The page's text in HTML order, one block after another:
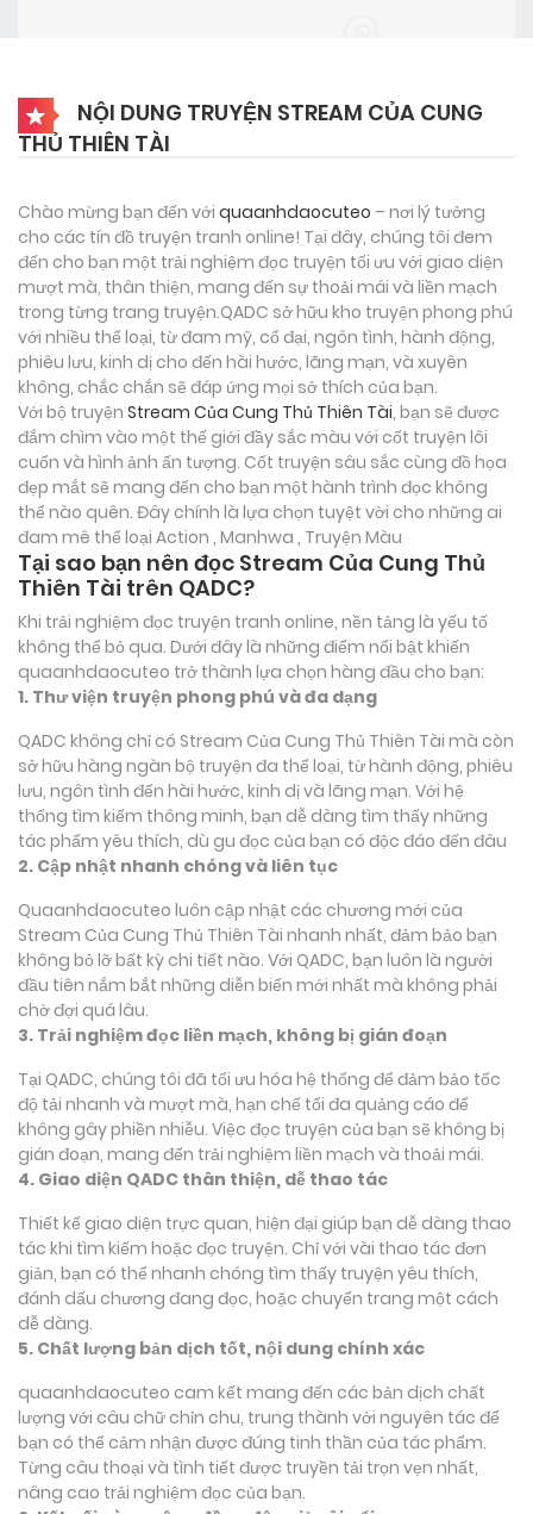
NỘI DUNG TRUYỆN STREAM CỦA CUNG
THỦ THIÊN TÀI
Chào mừng bạn đến với quaanhdaocuteo – nơi lý tưởng
cho các tín đồ truyện tranh online! Tại đây, chúng tôi đem
đến cho bạn một trải nghiệm đọc truyện tối ưu với giao diện
mượt mà, thân thiện, mang đến sự thoải mái và liền mạch
trong từng trang truyện.QADC sở hữu kho truyện phong phú
với nhiều thể loại, từ đam mỹ, cổ đại, ngôn tình, hành động,
phiêu lưu, kinh dị cho đến hài hước, lãng mạn, và xuyên
không, chắc chắn sẽ đáp ứng mọi sở thích của bạn.
Với bộ truyện Stream Của Cung Thủ Thiên Tài, bạn sẽ được
đắm chìm vào một thế giới đầy sắc màu với cốt truyện lôi
cuốn và hình ảnh ấn tượng. Cốt truyện sâu sắc cùng đồ họa
đẹp mắt sẽ mang đến cho bạn một hành trình đọc không
thể nào quên. Đây chính là lựa chọn tuyệt vời cho những ai
đam mê thể loại Action , Manhwa , Truyện Màu
Tại sao bạn nên đọc Stream Của Cung Thủ
Thiên Tài trên QADC?
Khi trải nghiệm đọc truyện tranh online, nền tảng là yếu tố
không thể bỏ qua. Dưới đây là những điểm nổi bật khiến
quaanhdaocuteo trở thành lựa chọn hàng đầu cho bạn:
1. Thư viện truyện phong phú và đa dạng
QADC không chỉ có Stream Của Cung Thủ Thiên Tài mà còn
sở hữu hàng ngàn bộ truyện đa thể loại, từ hành động, phiêu
lưu, ngôn tình đến hài hước, kinh dị và lãng mạn. Với hệ
thống tìm kiếm thông minh, bạn dễ dàng tìm thấy những
tác phẩm yêu thích, dù gu đọc của bạn có độc đáo đến đâu
2. Cập nhật nhanh chóng và liên tục
Quaanhdaocuteo luôn cập nhật các chương mới của
Stream Của Cung Thủ Thiên Tài nhanh nhất, đảm bảo bạn
không bỏ lỡ bất kỳ chi tiết nào. Với QADC, bạn luôn là người
đầu tiên nắm bắt những diễn biến mới nhất mà không phải
chờ đợi quá lâu.
3. Trải nghiệm đọc liền mạch, không bị gián đoạn
Tại QADC, chúng tôi đã tối ưu hóa hệ thống để đảm bảo tốc
độ tải nhanh và mượt mà, hạn chế tối đa quảng cáo để
không gây phiền nhiễu. Việc đọc truyện của bạn sẽ không bị
gián đoạn, mang đến trải nghiệm liền mạch và thoải mái.
4. Giao diện QADC thân thiện, dễ thao tác
Thiết kế giao diện trực quan, hiện đại giúp bạn dễ dàng thao
tác khi tìm kiếm hoặc đọc truyện. Chỉ với vài thao tác đơn
giản, bạn có thể nhanh chóng tìm thấy truyện yêu thích,
đánh dấu chương đang đọc, hoặc chuyển trang một cách
dễ dàng.
5. Chất lượng bản dịch tốt, nội dung chính xác
quaanhdaocuteo cam kết mang đến các bản dịch chất
lượng với câu chữ chỉn chu, trung thành với nguyên tác để
bạn có thể cảm nhận được đúng tinh thần của tác phẩm.
Từng câu thoại và tình tiết được truyền tải trọn vẹn nhất,
nâng cao trải nghiệm đọc của bạn.